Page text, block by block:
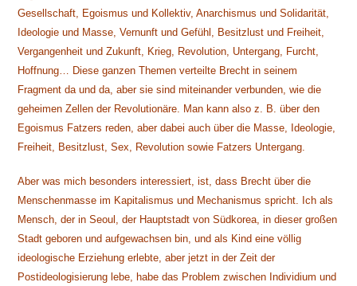
Gesellschaft, Egoismus und Kollektiv, Anarchismus und Solidarität,
Ideologie und Masse, Vernunft und Gefühl, Besitzlust und Freiheit,
Vergangenheit und Zukunft, Krieg, Revolution, Untergang, Furcht,
Hoffnung… Diese ganzen Themen verteilte Brecht in seinem
Fragment da und da, aber sie sind miteinander verbunden, wie die
geheimen Zellen der Revolutionäre. Man kann also z. B. über den
Egoismus Fatzers reden, aber dabei auch über die Masse, Ideologie,
Freiheit, Besitzlust, Sex, Revolution sowie Fatzers Untergang.
Aber was mich besonders interessiert, ist, dass Brecht über die
Menschenmasse im Kapitalismus und Mechanismus spricht. Ich als
Mensch, der in Seoul, der Hauptstadt von Südkorea, in dieser großen
Stadt geboren und aufgewachsen bin, und als Kind eine völlig
ideologische Erziehung erlebte, aber jetzt in der Zeit der
Postideologisierung lebe, habe das Problem zwischen Individium und